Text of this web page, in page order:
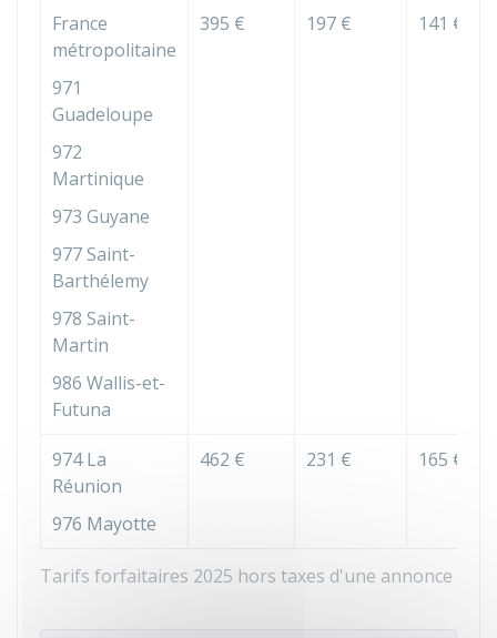
Tarifs forfaitaires 2025 hors taxes d'une annonce
France
métropolitaine
971
Guadeloupe
972
Martinique
973 Guyane
977 Saint-
Barthélemy
978 Saint-
Martin
986 Wallis-et-
Futuna
395 € 197 € 141 €
974 La
Réunion
976 Mayotte
462 € 231 € 165 €